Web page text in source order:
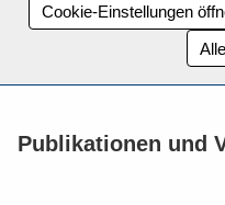
Cookie-Einstellungen
Publikationen und